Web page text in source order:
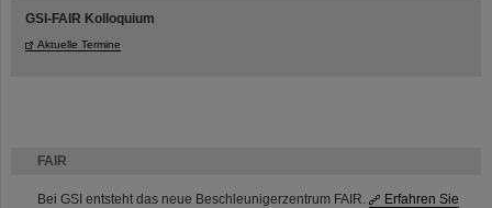
FAIR
Bei GSI entsteht das neue Beschleunigerzentrum FAIR.
Erfahren Sie
GSI-FAIR Kolloquium
Aktuelle Termine